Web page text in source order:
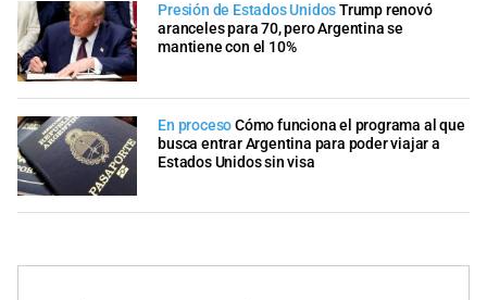
Presión de Estados UnidosTrump renovó
aranceles para 70, pero Argentina se
mantiene con el 10%
En procesoCómo funciona el programa al que
busca entrar Argentina para poder viajar a
Estados Unidos sin visa